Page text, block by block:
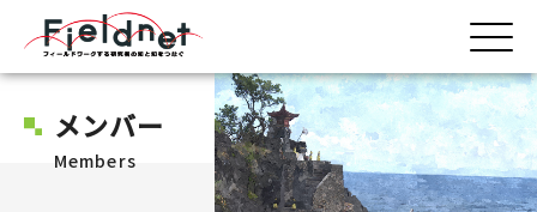
メンバー
Members